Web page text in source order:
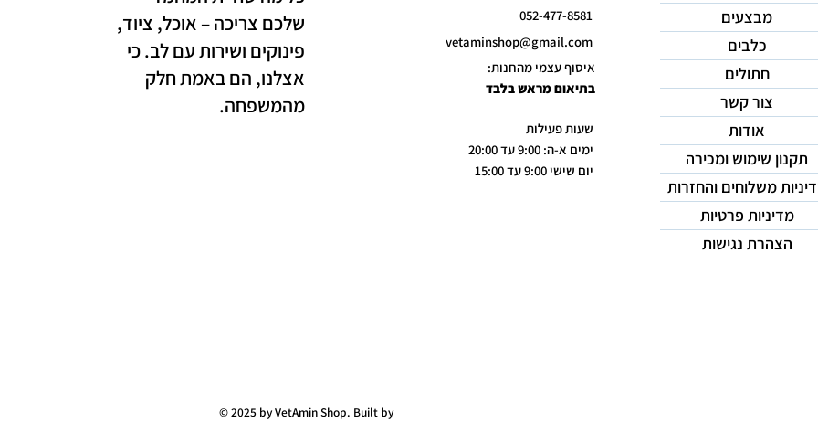
שלכם צריכה – אוכל, ציוד,
פינוקים ושירות עם לב. כי
אצלנו, הם באמת חלק
מהמשפחה.
052-477-8581
vetaminshop@gmail.com
איסוף עצמי מהחנות:
בתיאום מראש בלבד
שעות פעילות
ימים א-ה: 9:00 עד 20:00
יום שישי 9:00 עד 15:00
מבצעים
כלבים
חתולים
צור קשר
אודות
תקנון שימוש ומכירה
משלוחים והחזרות
מדיניות פרטיות
הצהרת נגישות
© 2025 by VetAmin Shop. Built by